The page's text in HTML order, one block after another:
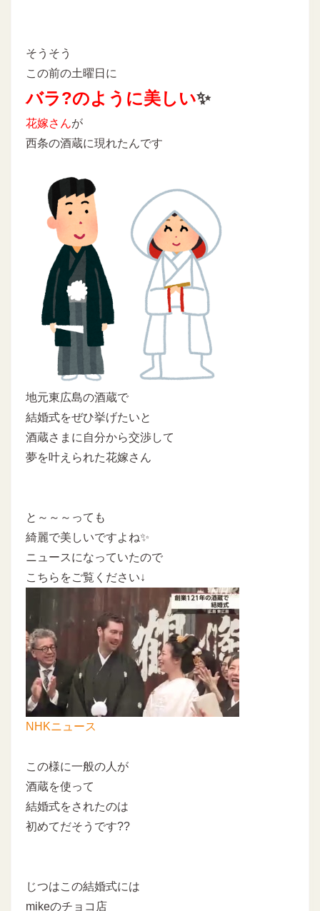
そうそう
この前の土曜日に
バラ?のように美しい✨
花嫁さんが
西条の酒蔵に現れたんです
地元東広島の酒蔵で
結婚式をぜひ挙げたいと
酒蔵さまに自分から交渉して
夢を叶えられた花嫁さん
と～～～っても
綺麗で美しいですよね✨
ニュースになっていたので
こちらをご覧ください↓
NHKニュース
この様に一般の人が
酒蔵を使って
結婚式をされたのは
初めてだそうです??
じつはこの結婚式には
mikeのチョコ店